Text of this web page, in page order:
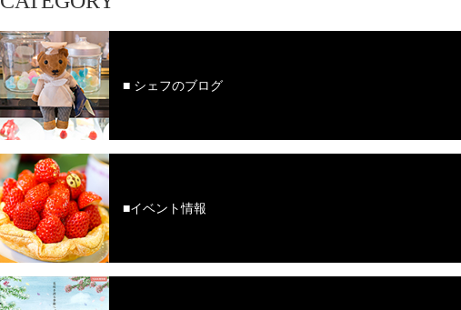
■ シェフのブログ
■イベント情報